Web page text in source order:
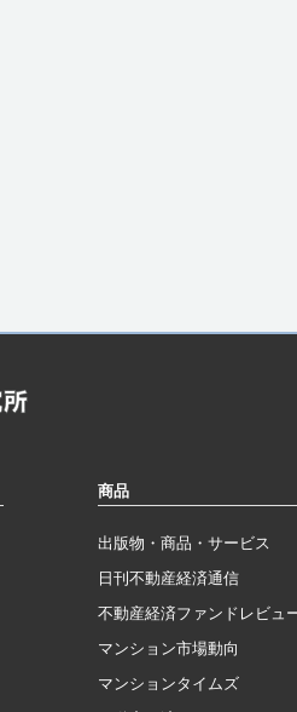
商品
出版物・商品・サービス
日刊不動産経済通信
不動産経済ファンドレビュ
マンション市場動向
マンションタイムズ